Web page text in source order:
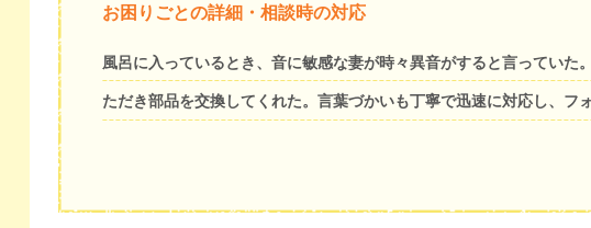
お困りごとの詳細・相談時の対応
風呂に入っているとき、音に敏感な妻が時々異音がすると言ってい
ただき部品を交換してくれた。言葉づかいも丁寧で迅速に対応し、フ